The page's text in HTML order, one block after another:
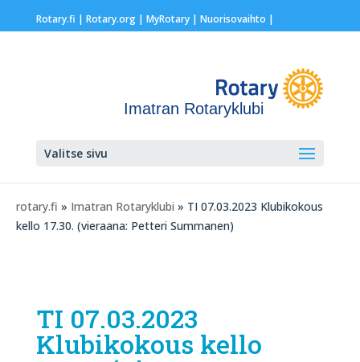
Rotary.fi | Rotary.org| MyRotary | Nuorisovaihto |
Imatran Rotaryklubi
Valitse sivu
rotary.fi » Imatran Rotaryklubi » TI 07.03.2023 Klubikokous
kello 17.30. (vieraana: Petteri Summanen)
TI 07.03.2023
Klubikokous kello